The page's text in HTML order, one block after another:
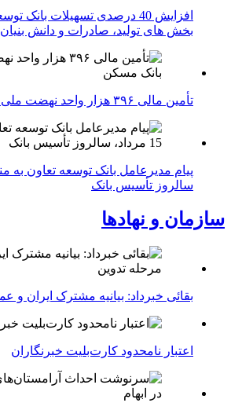
افزایش 40 درصدی تسهیلات
بخش های تولید، صادرات و دانش بنیان
تأمین مالی ۳۹۶ هزار واحد نهضت ملی توسط بانک مسکن
سالروز تأسیس بانک
سازمان و نهادها
بقائی خبرداد: بیانیه مشترک ایران و
اعتبار نامحدود کارت‌بلیت خبرنگاران